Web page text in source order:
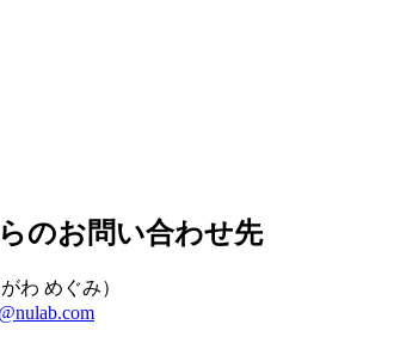
のお問い合わせ先
わ めぐみ）